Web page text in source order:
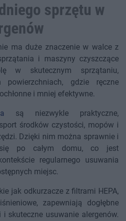
sprzętu w
ma duże znaczenie w walce z
i maszyny czyszczące
w skutecznym sprzątaniu,
gdzie ręczne
i mniej efektywne.
są niezwykle praktyczne,
środków czystości, mopów i
Dzięki nim można sprawnie i
się po całym domu, co jest
regularnego usuwania
miejsc.
jak odkurzacze z filtrami HEPA,
zapewniają dogłębne
skuteczne usuwanie alergenów.